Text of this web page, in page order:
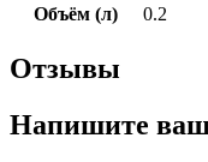
Объём (л)
0.2
Отзывы
Напишите ваш